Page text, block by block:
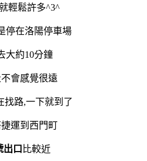
輕鬆許多^3^
停在洛陽停車場
大約10分鐘
會感覺很遠
找路,一下就到了
運到西門町
出口 比較近